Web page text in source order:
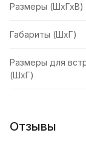
Размеры (ШхГхВ)
Габариты (ШхГ)
Размеры для
(ШхГ)
Отзывы